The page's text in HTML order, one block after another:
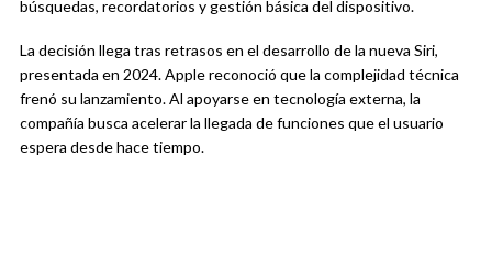
búsquedas, recordatorios y gestión básica del dispositivo.
La decisión llega tras retrasos en el desarrollo de la nueva Siri,
presentada en 2024. Apple reconoció que la complejidad técnica
frenó su lanzamiento. Al apoyarse en tecnología externa, la
compañía busca acelerar la llegada de funciones que el usuario
espera desde hace tiempo.